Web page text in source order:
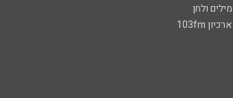
מילים ולחן
ארכיון 103fm